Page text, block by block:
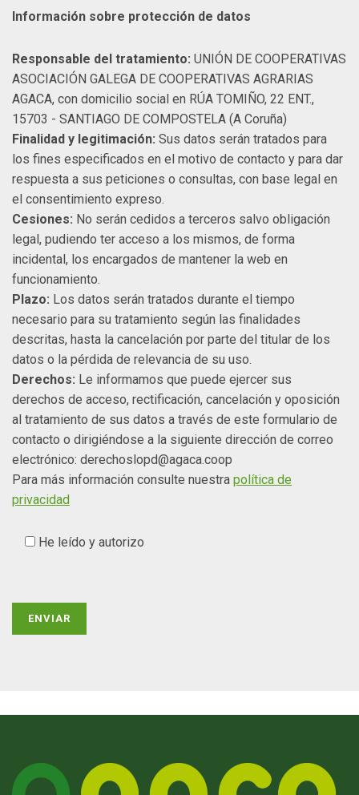
Información sobre protección de datos
Responsable del tratamiento: UNIÓN DE COOPERATIVAS
ASOCIACIÓN GALEGA DE COOPERATIVAS AGRARIAS
AGACA, con domicilio social en RÚA TOMIÑO, 22 ENT.,
15703 - SANTIAGO DE COMPOSTELA (A Coruña)
Finalidad y legitimación: Sus datos serán tratados para
los fines especificados en el motivo de contacto y para dar
respuesta a sus peticiones o consultas, con base legal en
el consentimiento expreso.
Cesiones: No serán cedidos a terceros salvo obligación
legal, pudiendo ter acceso a los mismos, de forma
incidental, los encargados de mantener la web en
funcionamiento.
Plazo: Los datos serán tratados durante el tiempo
necesario para su tratamiento según las finalidades
descritas, hasta la cancelación por parte del titular de los
datos o la pérdida de relevancia de su uso.
Derechos: Le informamos que puede ejercer sus
derechos de acceso, rectificación, cancelación y oposición
al tratamiento de sus datos a través de este formulario de
contacto o dirigiéndose a la siguiente dirección de correo
electrónico: derechoslopd@agaca.coop
Para más información consulte nuestra política de
privacidad
He leído y autorizo